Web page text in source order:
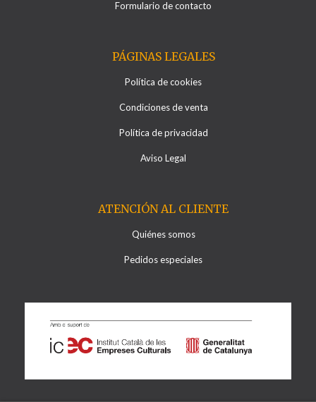
Formulario de contacto
PÁGINAS LEGALES
Política de cookies
Condiciones de venta
Política de privacidad
Aviso Legal
ATENCIÓN AL CLIENTE
Quiénes somos
Pedidos especiales